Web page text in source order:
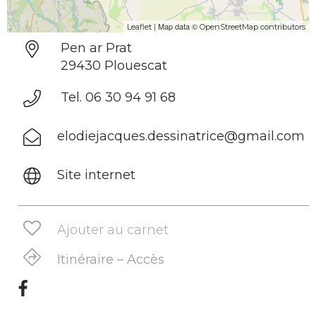
Leaflet | Map data © OpenStreetMap contributors
Pen ar Prat
29430 Plouescat
Tel. 06 30 94 91 68
elodiejacques.dessinatrice@gmail.com
Site internet
Ajouter au carnet
Itinéraire – Accès